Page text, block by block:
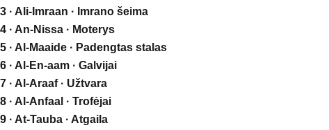
3 · Ali-Imraan · Imrano šeima
4 · An-Nissa · Moterys
5 · Al-Maaide · Padengtas stalas
6 · Al-En-aam · Galvijai
7 · Al-Araaf · Užtvara
8 · Al-Anfaal · Trofėjai
9 · At-Tauba · Atgaila